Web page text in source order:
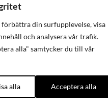
din surfupplevelse, visa
och analysera vår trafik.
alla" samtycker du till vår
alla Acceptera alla
nytt